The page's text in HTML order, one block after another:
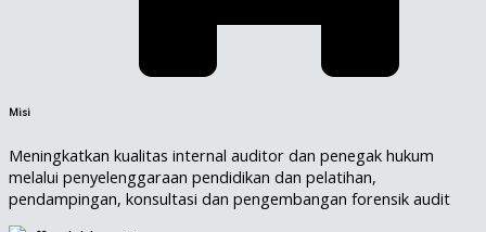
Misi
Meningkatkan kualitas internal auditor dan penegak hukum
melalui penyelenggaraan pendidikan dan pelatihan,
pendampingan, konsultasi dan pengembangan forensik audit